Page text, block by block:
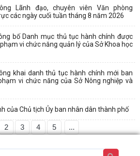
Lãnh đạo, chuyên viên Văn phòng
các ngày cuối tuần tháng 8 năm 2026
bố Danh mục thủ tục hành chính được
vi chức năng quản lý của Sở Khoa học
khai danh thủ tục hành chính mới ban
vi chức năng của Sở Nông nghiệp và
của Chủ tịch Ủy ban nhân dân thành phố
2 3 4 5 ...